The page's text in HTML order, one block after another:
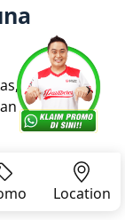
About Us
Location